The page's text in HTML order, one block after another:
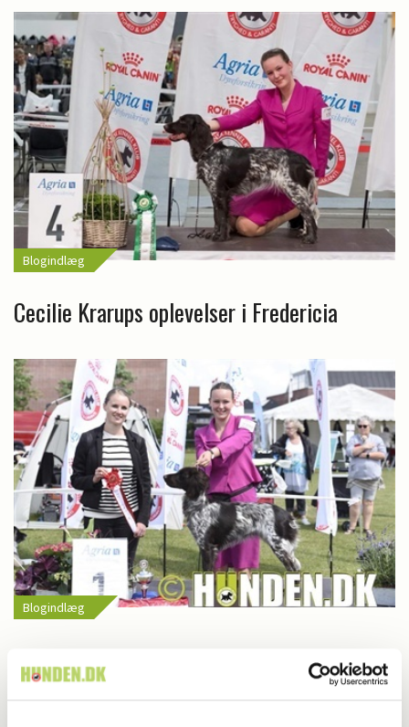
Blogindlæg
Cecilie Krarups oplevelser i Fredericia
Blogindlæg
Cecilie Krarup: Hemmeligheder og store
planer